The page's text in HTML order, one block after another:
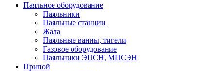
Паяльное оборудование
Паяльники
Паяльные станции
Жала
Паяльные ванны, тигели
Газовое оборудование
Паяльники ЭПСН, МПСЭН
Припой